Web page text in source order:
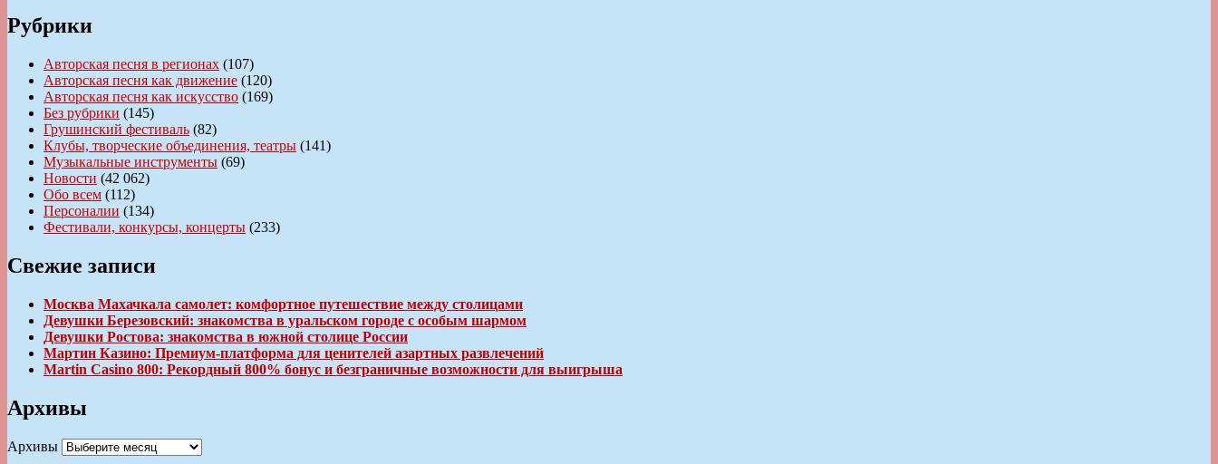
Рубрики
Авторская песня в регионах (107)
Авторская песня как движение (120)
Авторская песня как искусство (169)
Без рубрики (145)
Грушинский фестиваль (82)
Клубы, творческие объединения, театры (141)
Музыкальные инструменты (69)
Новости (42 062)
Обо всем (112)
Персоналии (134)
Фестивали, конкурсы, концерты (233)
Свежие записи
Москва Махачкала самолет: комфортное путешествие между столицами
Девушки Березовский: знакомства в уральском городе с особым шармом
Девушки Ростова: знакомства в южной столице России
Мартин Казино: Премиум-платформа для ценителей азартных развлечений
Martin Casino 800: Рекордный 800% бонус и безграничные возможности для выигрыша
Архивы
Архивы